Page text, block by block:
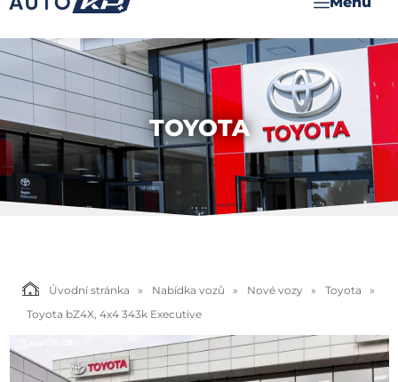
TOYOTA
Úvodní stránka Nabídka vozů Nové vozy
Toyota
Toyota bZ4X, 4x4 343k Executive